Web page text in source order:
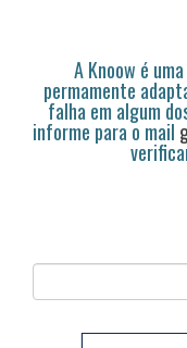
A Knoow é
permamente
falha em algum
informe para o mail